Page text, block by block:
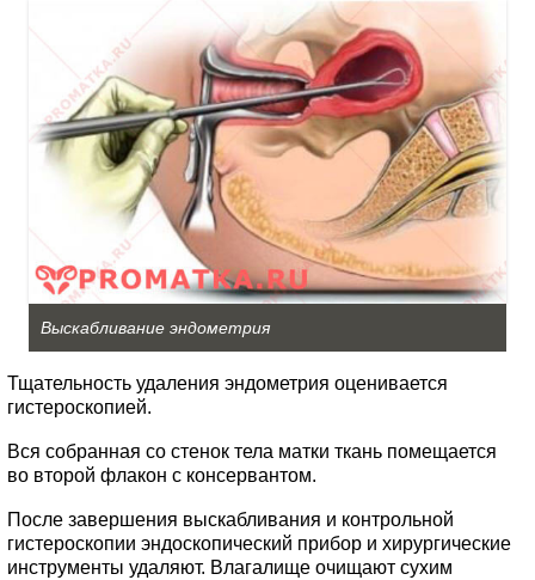
Выскабливание эндометрия
Тщательность удаления эндометрия оценивается
гистероскопией.
Вся собранная со стенок тела матки ткань помещается
во второй флакон с консервантом.
После завершения выскабливания и контрольной
гистероскопии эндоскопический прибор и хирургические
инструменты удаляют. Влагалище очищают сухим